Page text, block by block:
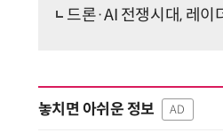
드론·AI 전쟁시대, 레이
놓치면 아쉬운 정보 AD